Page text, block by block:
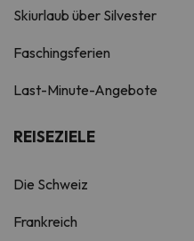
Skiurlaub über Silvester
Faschingsferien
Last-Minute-Angebote
REISEZIELE
Die Schweiz
Frankreich